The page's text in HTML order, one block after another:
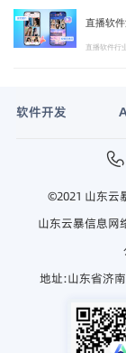
直播软
软件开发
©2021 山东云
山东云暴信息网
地址:山东省济